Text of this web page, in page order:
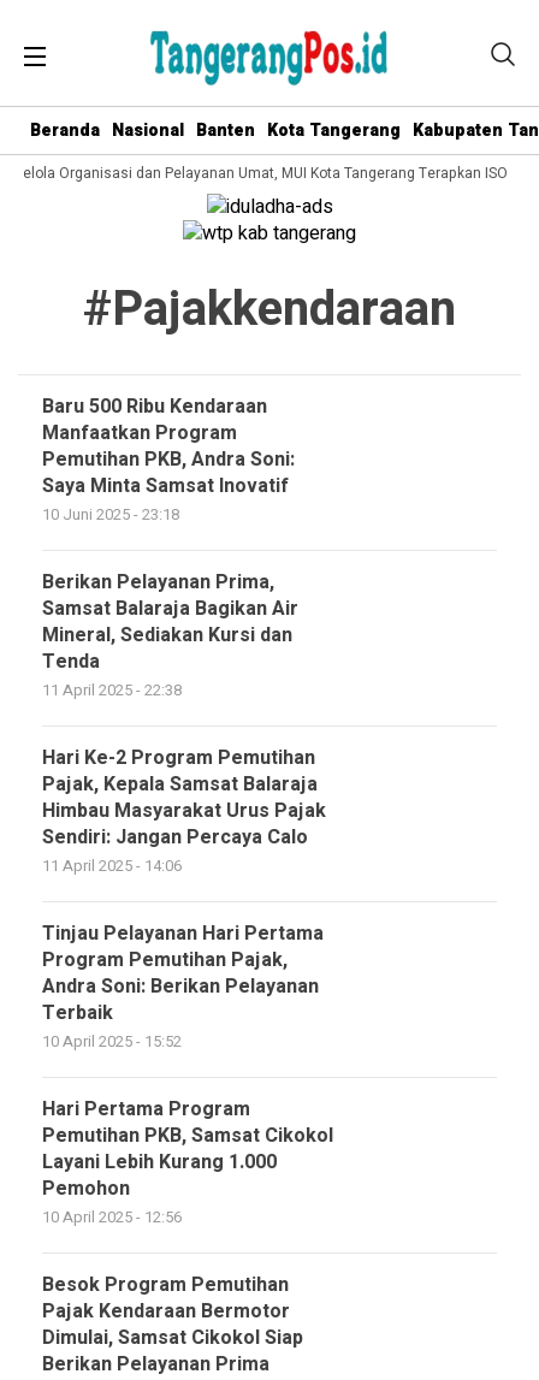
Beranda Nasional Banten Kota Tangerang Kabupaten
Kelola Organisasi dan Pelayanan Umat, MUI Kota Tangerang Terapkan ISO
#pajakkendaraan
Baru 500 Ribu Kendaraan
Manfaatkan Program
Pemutihan PKB, Andra Soni:
Saya Minta Samsat Inovatif
10 Juni 2025 - 23:18
Berikan Pelayanan Prima,
Samsat Balaraja Bagikan Air
Mineral, Sediakan Kursi dan
Tenda
11 April 2025 - 22:38
Hari Ke-2 Program Pemutihan
Pajak, Kepala Samsat Balaraja
Himbau Masyarakat Urus Pajak
Sendiri: Jangan Percaya Calo
11 April 2025 - 14:06
Tinjau Pelayanan Hari Pertama
Program Pemutihan Pajak,
Andra Soni: Berikan Pelayanan
Terbaik
10 April 2025 - 15:52
Hari Pertama Program
Pemutihan PKB, Samsat Cikokol
Layani Lebih Kurang 1.000
Pemohon
10 April 2025 - 12:56
Besok Program Pemutihan
Pajak Kendaraan Bermotor
Dimulai, Samsat Cikokol Siap
Berikan Pelayanan Prima